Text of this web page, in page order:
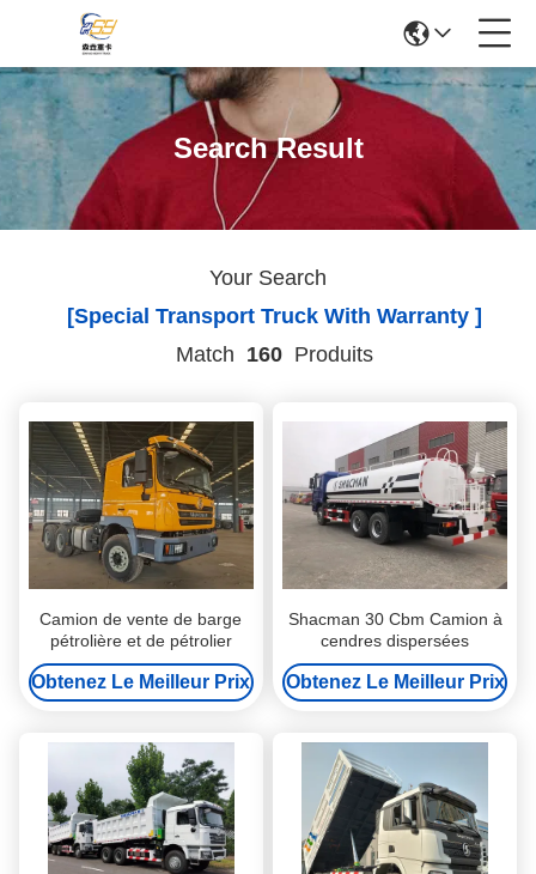
Search Result
Your Search
[special Transport Truck With Warranty ]
Match 160Produits
Camion de vente de barge
pétrolière et de pétrolier
Obtenez Le Meilleur Prix
Shacman 30 Cbm Camion à
cendres dispersées
Obtenez Le Meilleur Prix